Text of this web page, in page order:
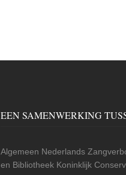
EEN SAMENWERKING
Algemeen Nederlands
en Bibliotheek Koninklijk